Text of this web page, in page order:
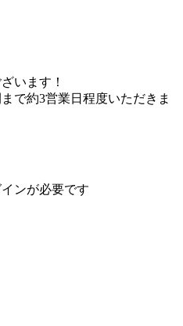
います！
で約3営業日程度いただきま
ンが必要です